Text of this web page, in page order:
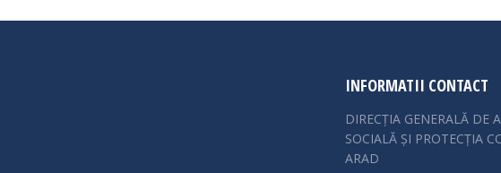
INFORMATII CONTACT
DIRECȚIA GENERALĂ DE
SOCIALĂ ȘI PROTECȚIA
ARAD